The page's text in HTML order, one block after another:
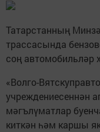
Татарстанның
трассасында
соң автомобильләр
«Волго-
учреждениесеннән
мәгълүматлар
киткән һәм каршы